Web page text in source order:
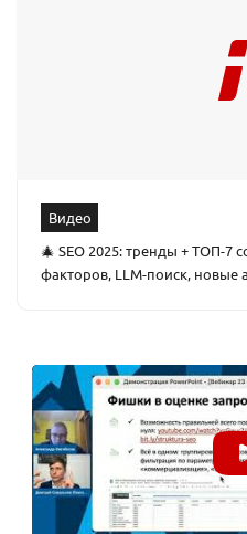
Видео
🎄 SEO 2025: тренды + ТОП-7
факторов, LLM-поиск, новые